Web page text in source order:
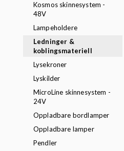
Kosmos skinnesystem -
48V
Lampeholdere
Ledninger &
koblingsmateriell
Lysekroner
Lyskilder
MicroLine skinnesystem -
24V
Oppladbare bordlamper
Oppladbare lamper
Pendler